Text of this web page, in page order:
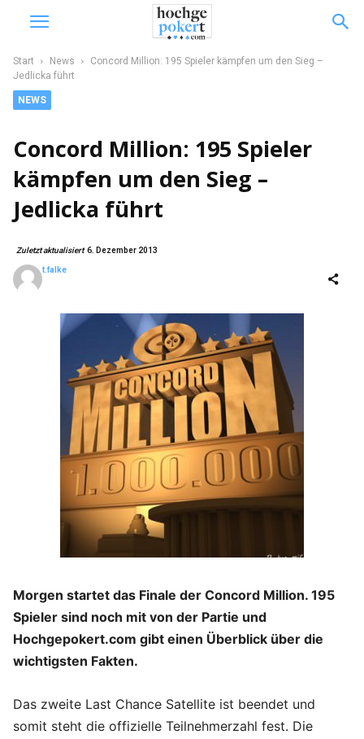
Start News
Concord Million: 195 Spieler kämpfen um den Sieg –
Jedlicka führt
NEWS
Concord Million: 195 Spieler
kämpfen um den Sieg –
Jedlicka führt
Zuletzt aktualisiert6. Dezember 2013
t.falke
Morgen startet das Finale der Concord Million. 195
Spieler sind noch mit von der Partie und
Hochgepokert.com gibt einen Überblick über die
wichtigsten Fakten.
Das zweite Last Chance Satellite ist beendet und
somit steht die offizielle Teilnehmerzahl fest. Die